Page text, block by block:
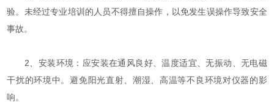
验。未经过专业培训的人员不得擅自操作，以免发生误操作导致安全
事故。
2、安装环境：应安装在通风良好、温度适宜、无振动、无电磁
干扰的环境中。避免阳光直射、潮湿、高温等不良环境对仪器的影
响。